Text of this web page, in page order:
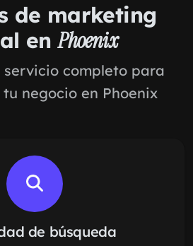
de marketing
enPhoenix
servicio completo para
negocio en Phoenix
de búsqueda